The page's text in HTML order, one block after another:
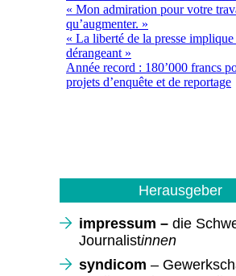
Herausgeber
impressum – die
Journalistinnen
syndicom –